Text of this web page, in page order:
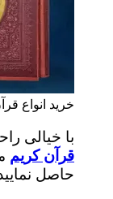
خرید انواع
با خیالی
قرآن کریم
حاصل